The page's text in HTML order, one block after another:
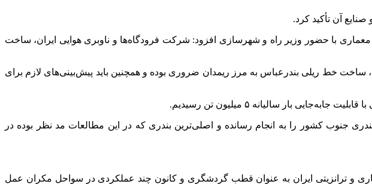
آن تأکید کرد.
با حضور وزیر راه و شهرسازی افزود: شرکت فرودگاه‌ها و ناوبری هوایی ایران، ساخت
خط ریلی بندرعباس به مرز ریمدان ضروری بوده و همچنین باید پیش‌بینی‌های لازم برای
بار سالیانه ۵ میلیون تن رسیدیم.
جنوب کشور را به انجام رسانده و اصلی‌ترین بندری که در این مطالعات مد نظر بوده در
و ترانزیتی ایران به عنوان قطب گردشگری و کانون چند عملکردی در سواحل مکران عمل